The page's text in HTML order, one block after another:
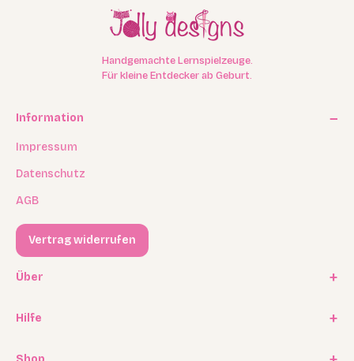
Handgemachte Lernspielzeuge.
Für kleine Entdecker ab Geburt.
Information
Impressum
Datenschutz
AGB
Vertrag widerrufen
Über
Hilfe